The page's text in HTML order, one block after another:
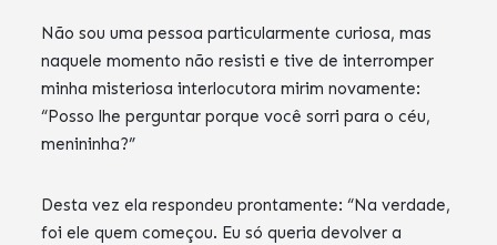
Não sou uma pessoa particularmente curiosa, mas
naquele momento não resisti e tive de interromper
minha misteriosa interlocutora mirim novamente:
“Posso lhe perguntar porque você sorri para o céu,
menininha?”
Desta vez ela respondeu prontamente: “Na verdade,
foi ele quem começou. Eu só queria devolver a